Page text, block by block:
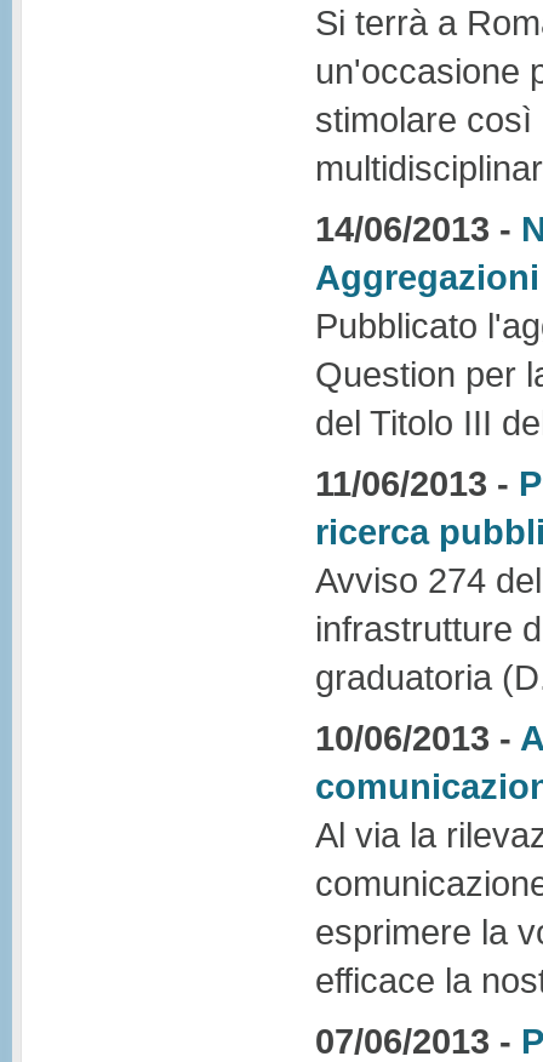
Si terrà a
un'occasione
stimolare
14/06/2013 -
Pubblicato
Question per
del Titolo III
11/06/2013 -
ricerca
Avviso 274
infrastrutture
graduatoria
10/06/2013 -
Al via la
esprimere la
efficace la
07/06/2013 -